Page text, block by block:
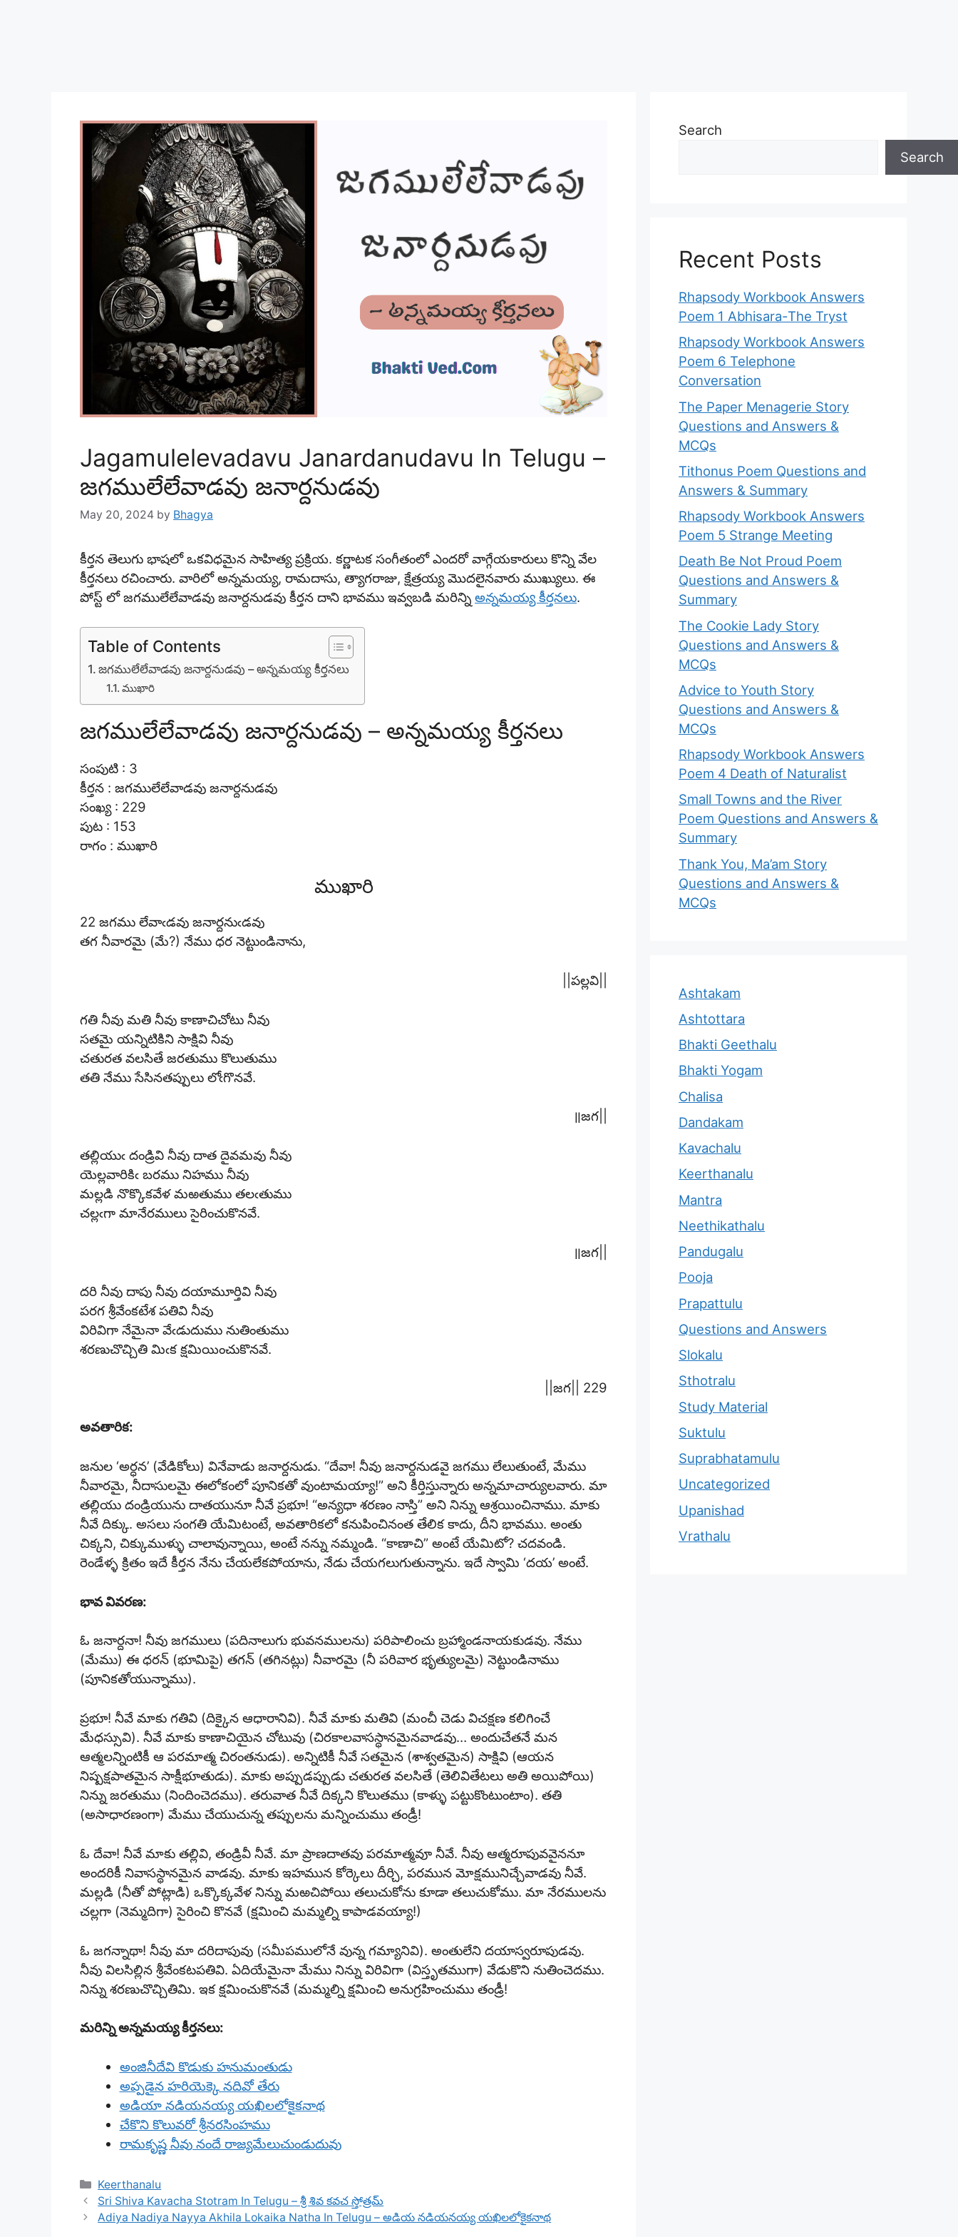
Jagamulelevadavu Janardanudavu In Telugu –
జగములేలేవాడవు జనార్దనుడవు
May 20, 2024 by Bhagya
కీర్తన తెలుగు భాషలో ఒకవిధమైన సాహిత్య ప్రక్రియ. కర్ణాటక సంగీతంలో ఎందరో వాగ్గేయకారులు కొన్ని వేల
కీర్తనలు రచించారు. వారిలో అన్నమయ్య, రామదాసు, త్యాగరాజు, క్షేత్రయ్య మొదలైనవారు ముఖ్యులు. ఈ
పోస్ట్ లో జగములేలేవాడవు జనార్దనుడవు కీర్తన దాని భావము ఇవ్వబడి మరిన్ని అన్నమయ్య కీర్తనలు.
Table of Contents
జగములేలేవాడవు జనార్దనుడవు – అన్నమయ్య కీర్తనలు
ముఖారి
జగములేలేవాడవు జనార్దనుడవు – అన్నమయ్య కీర్తనలు
సంపుటి : 3
కీర్తన : జగములేలేవాడవు జనార్దనుడవు
సంఖ్య : 229
పుట : 153
రాగం : ముఖారి
ముఖారి
22 జగము లేవాఁడవు జనార్దనుఁడవు
తగ నీవారమై (మే?) నేము ధర నెట్టుండినాను,
||పల్లవి||
గతి నీవు మతి నీవు కాణాచిచోటు నీవు
సతమై యన్నిటికిని సాక్షివి నీవు
చతురత వలసితే జరతుము కొలుతుము
తతి నేము సేసినతప్పులు లోఁగొనవే.
॥జగ||
తల్లియుఁ దండ్రివి నీవు దాత దైవమవు నీవు
యెల్లవారికిఁ బరము నిహము నీవు
మల్లడి నొక్కొకవేళ మఱతుము తలఁతుము
చల్లఁగా మానేరములు సైరించుకొనవే.
॥జగ||
దరి నీవు దాపు నీవు దయామూర్తివి నీవు
పరగ శ్రీవేంకటేశ పతివి నీవు
విరివిగా నేమైనా వేఁడుదుము నుతింతుము
శరణుచొచ్చితి మిఁక క్షమియించుకొనవే.
||జగ|| 229
అవతారిక:
జనుల ‘అర్ధన’ (వేడికోలు) వినేవాడు జనార్దనుడు. “దేవా! నీవు జనార్దనుడవై జగము లేలుతుంటే, మేము
నీవారమై, నీదాసులమై ఈలోకంలో పూనికతో వుంటామయ్యా!” అని కీర్తిస్తున్నారు అన్నమాచార్యులవారు. మా
తల్లియు దండ్రియును దాతయునూ నీవే ప్రభూ! “అన్యధా శరణం నాస్తి” అని నిన్ను ఆశ్రయించినాము. మాకు
నీవే దిక్కు. అసలు సంగతి యేమిటంటే, అవతారికలో కనుపించినంత తేలిక కాదు, దీని భావము. అంతు
చిక్కని, చిక్కుముళ్ళు చాలావున్నాయి, అంటే నన్ను నమ్మండి. “కాణాచి” అంటే యేమిటో? చదవండి.
రెండేళ్ళ క్రితం ఇదే కీర్తన నేను చేయలేకపోయాను, నేడు చేయగలుగుతున్నాను. ఇదే స్వామి ‘దయ’ అంటే.
భావ వివరణ:
ఓ జనార్దనా! నీవు జగములు (పదినాలుగు భువనములను) పరిపాలించు బ్రహ్మాండనాయకుడవు. నేము
(మేము) ఈ ధరన్ (భూమిపై) తగన్ (తగినట్లు) నీవారమై (నీ పరివార భృత్యులమై) నెట్టుండినాము
(పూనికతోయున్నాము).
ప్రభూ! నీవే మాకు గతివి (దిక్కైన ఆధారానివి). నీవే మాకు మతివి (మంచీ చెడు విచక్షణ కలిగించే
మేధస్సువి). నీవే మాకు కాణాచియైన చోటువు (చిరకాలవాసస్థానమైనవాడవు… అందుచేతనే మన
ఆత్మలన్నింటికీ ఆ పరమాత్మ చిరంతనుడు). అన్నిటికీ నీవే సతమైన (శాశ్వతమైన) సాక్షివి (ఆయన
నిష్పక్షపాతమైన సాక్షీభూతుడు). మాకు అప్పుడప్పుడు చతురత వలసితే (తెలివితేటలు అతి అయిపోయి)
నిన్ను జరతుము (నిందించెదము). తరువాత నీవే దిక్కని కొలుతము (కాళ్ళు పట్టుకొంటుంటాం). తతి
(అసాధారణంగా) మేము చేయుచున్న తప్పులను మన్నించుము తండ్రీ!
ఓ దేవా! నీవే మాకు తల్లివి, తండ్రివీ నీవే. మా ప్రాణదాతవు పరమాత్మవూ నీవే. నీవు ఆత్మరూపువవైననూ
అందరికీ నివాసస్థానమైన వాడవు. మాకు ఇహమున కోర్కెలు దీర్చి, పరమున మోక్షమునిచ్చేవాడవు నీవే.
మల్లడి (నీతో పోట్లాడి) ఒక్కొక్కవేళ నిన్ను మఱచిపోయి తలుచుకోను కూడా తలుచుకోము. మా నేరములను
చల్లగా (నెమ్మదిగా) సైరించి కొనవే (క్షమించి మమ్మల్ని కాపాడవయ్యా!)
ఓ జగన్నాథా! నీవు మా దరిదాపువు (సమీపములోనే వున్న గమ్యానివి). అంతులేని దయాస్వరూపుడవు.
నీవు విలసిల్లిన శ్రీవేంకటపతివి. ఏదియేమైనా మేము నిన్ను విరివిగా (విస్తృతముగా) వేడుకొని నుతించెదము.
నిన్ను శరణుచొచ్చితిమి. ఇక క్షమించుకొనవే (మమ్మల్ని క్షమించి అనుగ్రహించుము తండ్రీ!
మరిన్ని అన్నమయ్య కీర్తనలు:
అంజినీదేవి కొడుకు హనుమంతుడు
అప్పడైన హరియెక్కె నదివో తేరు
అడియా నడియనయ్య యఖిలలోకైకనాథ
చేకొని కొలువరో శ్రీనరసింహము
రామకృష్ణ నీవు నందే రాజ్యమేలుచుండుదువు
Categories
Keerthanalu
Sri Shiva Kavacha Stotram In Telugu – శ్రీ శివ కవచ స్తోత్రమ్
Adiya Nadiya Nayya Akhila Lokaika Natha In Telugu – అడియ నడియనయ్య యఖిలలోకైకనాథ
Search
Search
Recent Posts
Rhapsody Workbook Answers
Poem 1 Abhisara-The Tryst
Rhapsody Workbook Answers
Poem 6 Telephone
Conversation
The Paper Menagerie Story
Questions and Answers &
MCQs
Tithonus Poem Questions and
Answers & Summary
Rhapsody Workbook Answers
Poem 5 Strange Meeting
Death Be Not Proud Poem
Questions and Answers &
Summary
The Cookie Lady Story
Questions and Answers &
MCQs
Advice to Youth Story
Questions and Answers &
MCQs
Rhapsody Workbook Answers
Poem 4 Death of Naturalist
Small Towns and the River
Poem Questions and Answers &
Summary
Thank You, Ma’am Story
Questions and Answers &
MCQs
Ashtakam
Ashtottara
Bhakti Geethalu
Bhakti Yogam
Chalisa
Dandakam
Kavachalu
Keerthanalu
Mantra
Neethikathalu
Pandugalu
Pooja
Prapattulu
Questions and Answers
Slokalu
Sthotralu
Study Material
Suktulu
Suprabhatamulu
Uncategorized
Upanishad
Vrathalu